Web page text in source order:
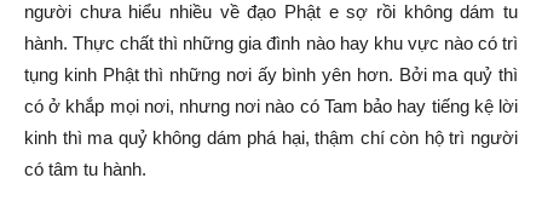
người chưa hiểu nhiều về đạo Phật e sợ rồi không dám tu
hành. Thực chất thì những gia đình nào hay khu vực nào có trì
tụng kinh Phật thì những nơi ấy bình yên hơn. Bởi ma quỷ thì
có ở khắp mọi nơi, nhưng nơi nào có Tam bảo hay tiếng kệ lời
kinh thì ma quỷ không dám phá hại, thậm chí còn hộ trì người
có tâm tu hành.